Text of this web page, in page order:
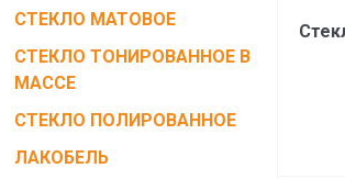
СТЕКЛО МАТОВОЕ
СТЕКЛО ТОНИРОВАННОЕ В
МАССЕ
СТЕКЛО ПОЛИРОВАННОЕ
ЛАКОБЕЛЬ